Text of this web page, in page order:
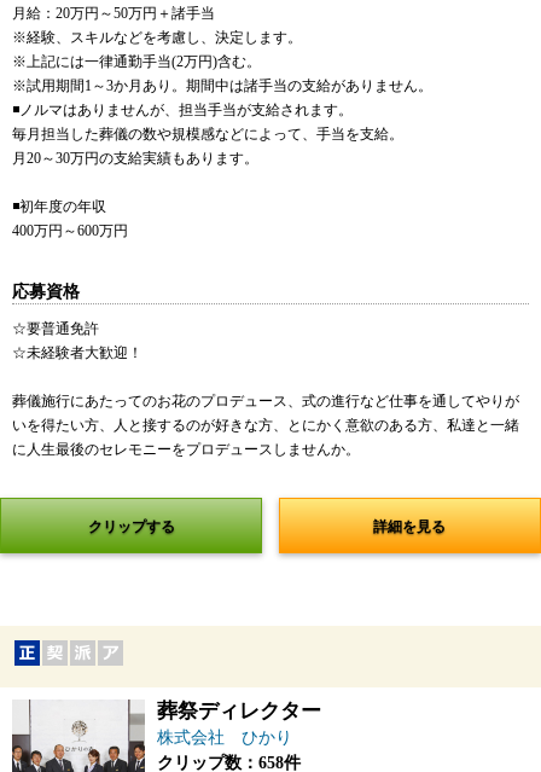
月給：20万円～50万円＋諸手当
※経験、スキルなどを考慮し、決定します。
※上記には一律通勤手当(2万円)含む。
※試用期間1～3か月あり。期間中は諸手当の支給がありません。
◾️ノルマはありませんが、担当手当が支給されます。
毎月担当した葬儀の数や規模感などによって、手当を支給。
月20～30万円の支給実績もあります。
◾️初年度の年収
400万円～600万円
応募資格
☆要普通免許
☆未経験者大歓迎！
葬儀施行にあたってのお花のプロデュース、式の進行など仕事を通してやりが
いを得たい方、人と接するのが好きな方、とにかく意欲のある方、私達と一緒
に人生最後のセレモニーをプロデュースしませんか。
クリップする 詳細を見る
葬祭ディレクター
株式会社 ひかり
クリップ数：658件